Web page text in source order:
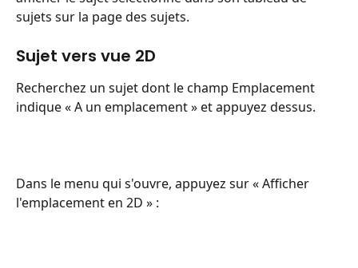
sujets sur la page des sujets.
Sujet vers vue 2D
Recherchez un sujet dont le champ Emplacement
indique « A un emplacement » et appuyez dessus.
Dans le menu qui s'ouvre, appuyez sur « Afficher
l'emplacement en 2D » :